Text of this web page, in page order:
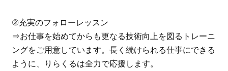
②充実のフォローレッスン
⇒お仕事を始めてからも更なる技術向上を図るトレーニ
ングをご用意しています。長く続けられる仕事にできる
ように、りらくるは全力で応援します。